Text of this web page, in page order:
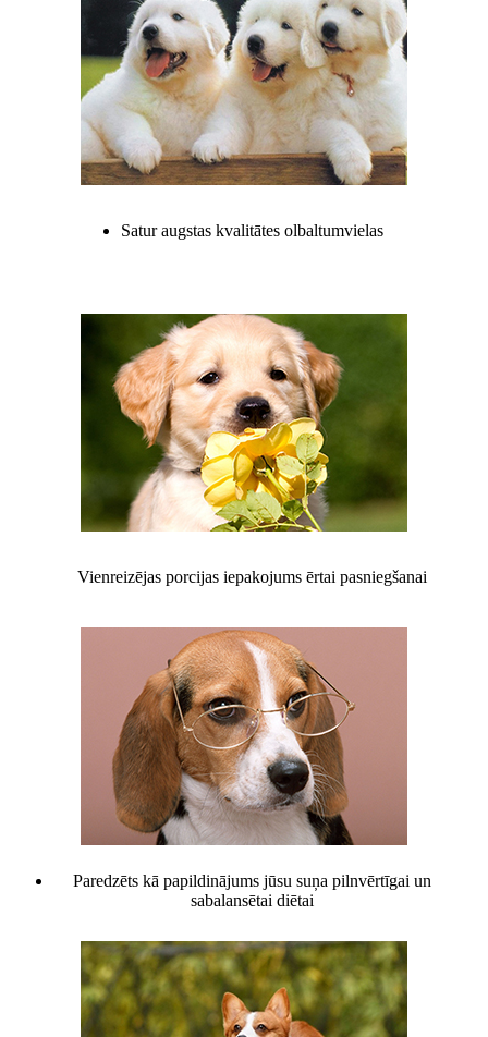
Satur augstas kvalitātes olbaltumvielas
Vienreizējas porcijas iepakojums ērtai pasniegšanai
Paredzēts kā papildinājums jūsu suņa pilnvērtīgai un
sabalansētai diētai